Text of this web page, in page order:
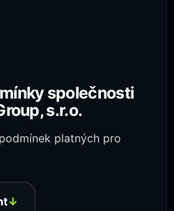
společnosti
s.r.o.
platných pro
↓